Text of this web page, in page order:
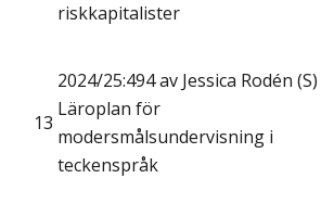
riskkapitalister
13
2024/25:494 av Jessica Rodén (S)
Läroplan för
modersmålsundervisning i
teckenspråk